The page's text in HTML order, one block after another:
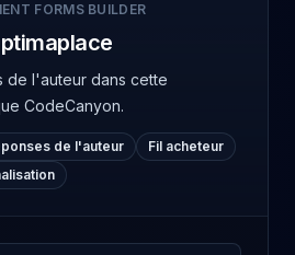
FORMS BUILDER
de l'auteur dans cette
CodeCanyon.
de l'auteur
Fil acheteur